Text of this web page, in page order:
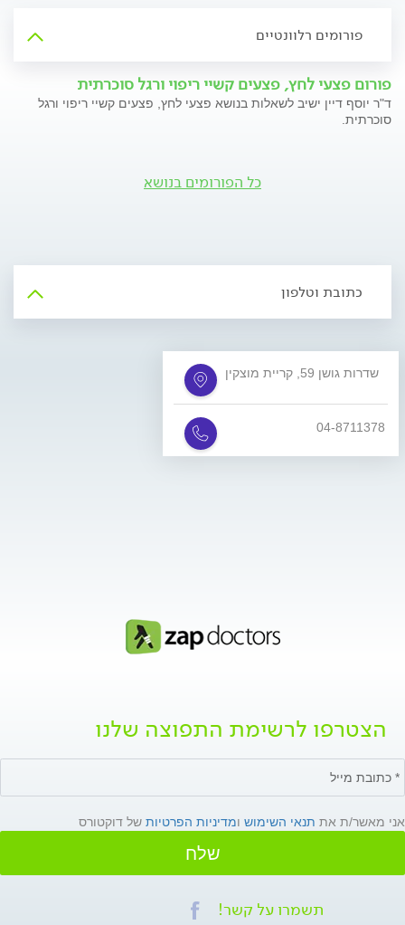
פורומים רלוונטיים
פורום פצעי לחץ, פצעים קשיי ריפוי ורגל סוכרתית
ד"ר יוסף דיין ישיב לשאלות בנושא פצעי לחץ, פצעים קשיי ריפוי ורגל
סוכרתית.
כל הפורומים בנושא
כתובת וטלפון
שדרות גושן 59, קריית מוצקין
04-8711378
הצטרפו לרשימת התפוצה שלנו
אני מאשר/ת את תנאי השימוש ומדיניות הפרטיות של דוקטורס
שלח
תשמרו על קשר!